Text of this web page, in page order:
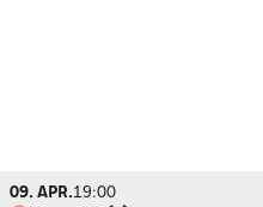
09. APR.19:00